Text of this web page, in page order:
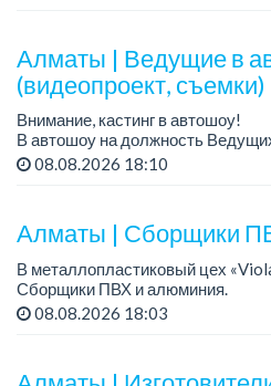
Алматы | Ведущие в
(видеопроект, съемки)
Внимание, кастинг в автошоу!
В автошоу на должность
парни. А также авто эксперты и
08.08.2026 18:10
Алматы | Сборщики
В металлопластиковый цех
Сборщики ПВХ и алюминия.
График работы: 5/2, с 08.00 до
08.08.2026 18:03